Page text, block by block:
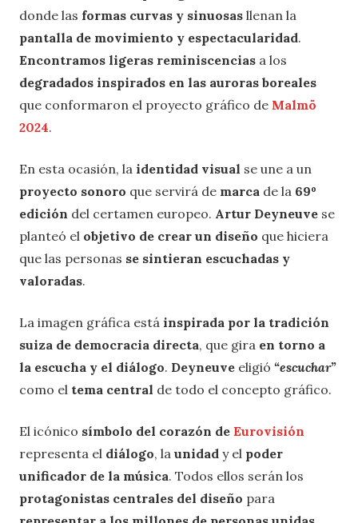
donde las formas curvas y sinuosas llenan la
pantalla de movimiento y espectacularidad.
Encontramos ligeras reminiscencias a los
degradados inspirados en las auroras boreales
que conformaron el proyecto gráfico de Malmö
2024.
En esta ocasión, la identidad visual se une a un
proyecto sonoro que servirá de marca de la 69º
edición del certamen europeo. Artur Deyneuve se
planteó el objetivo de crear un diseño que hiciera
que las personas se sintieran escuchadas y
valoradas.
La imagen gráfica está inspirada por la tradición
suiza de democracia directa, que gira en torno a
la escucha y el diálogo. Deyneuve eligió “escuchar”
como el tema central de todo el concepto gráfico.
El icónico símbolo del corazón de Eurovisión
representa el diálogo, la unidad y el poder
unificador de la música. Todos ellos serán los
protagonistas centrales del diseño para